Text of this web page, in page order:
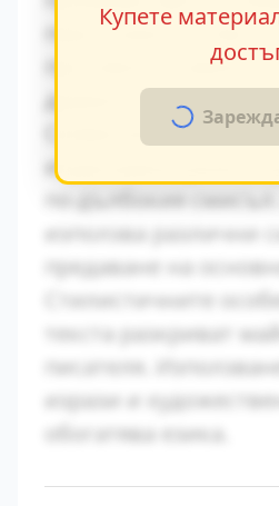
персонажите. Това
противопоставяне
драматично
Символиката в
играе важна роля за
използва различни
предаване на
Стилистичните
текста разкриват
писателя.
изрази и
обогатява езика.
Купете